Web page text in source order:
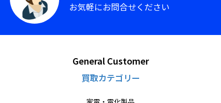
お気軽にお問合せください
General Customer
買取カテゴリー